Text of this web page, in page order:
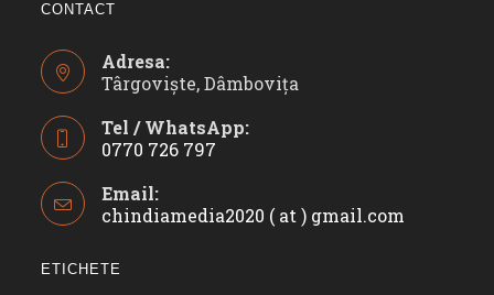
CONTACT
Adresa:
Târgoviște, Dâmbovița
Tel / WhatsApp:
0770 726 797
in
your
Email:
chindiamedia2020 ( at ) gmail.com
ETICHETE